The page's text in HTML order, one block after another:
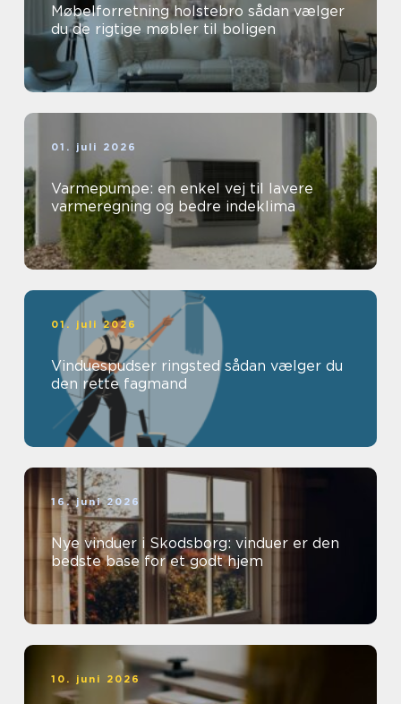
Møbelforretning holstebro sådan vælger
du de rigtige møbler til boligen
01. juli 2026
Varmepumpe: en enkel vej til lavere
varmeregning og bedre indeklima
01. juli 2026
Vinduespudser ringsted sådan vælger du
den rette fagmand
16. juni 2026
Nye vinduer i Skodsborg: vinduer er den
bedste base for et godt hjem
10. juni 2026